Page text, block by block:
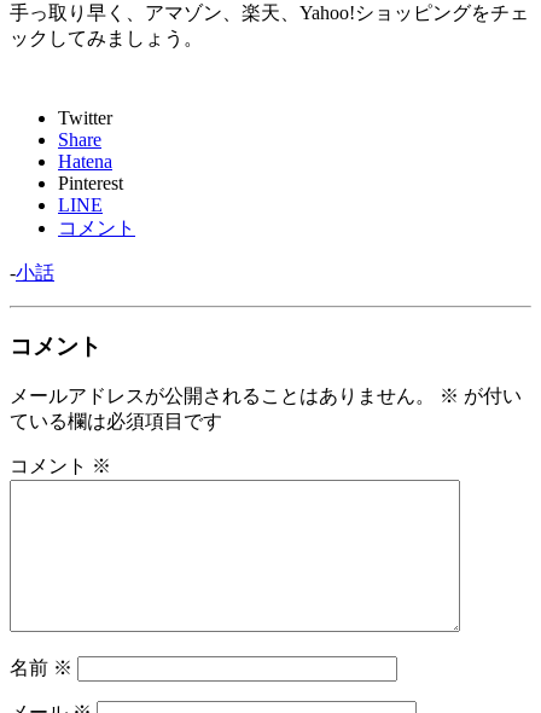
手っ取り早く、アマゾン、楽天、Yahoo!ショッピングをチェ
ックしてみましょう。
Twitter
Share
Hatena
Pinterest
LINE
コメント
-小話
コメント
メールアドレスが公開されることはありません。 ※ が付い
ている欄は必須項目です
コメント ※
名前 ※